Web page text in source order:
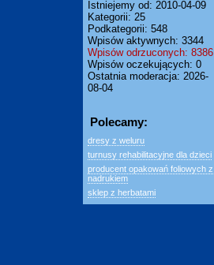
Istniejemy od: 2010-04-09
Kategorii: 25
Podkategorii: 548
Wpisów aktywnych: 3344
Wpisów odrzuconych: 8386
Wpisów oczekujących: 0
Ostatnia moderacja: 2026-
08-04
Polecamy:
dresy z weluru
turnusy rehabilitacyjne dla dzieci
producent opakowań foliowych z
nadrukiem
sklep z herbatami